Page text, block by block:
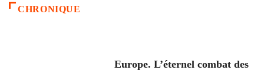
CHRONIQUE
Europe. L’éternel combat des